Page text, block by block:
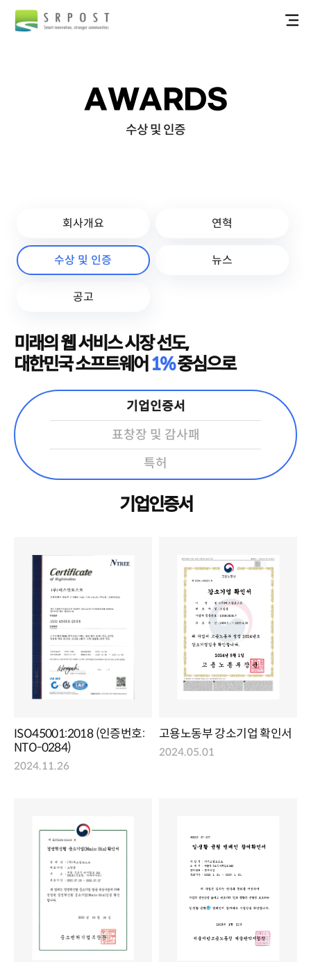
AWARDS
수상 및 인증
회사개요 연혁
수상 및 인증 뉴스
공고
미래의 웹 서비스 시장 선도,
대한민국 소프트웨어 1%중심으로
기업인증서
표창장 및 감사패
특허
기업인증서
ISO45001:2018 (인증번호:
NTO-0284)
2024.11.26
고용노동부 강소기업 확인서
2024.05.01